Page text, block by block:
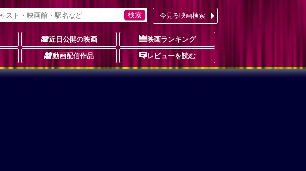
今見る映画検索
近日公開の映画 映画ランキング
動画配信作品 レビューを読む